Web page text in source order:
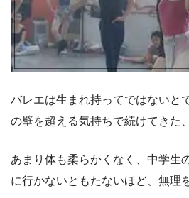
バレエは生まれ持ってではないと
の壁を超える気持ちで続けてきた
あまり体も柔らかくなく、中学生
に行かないともたないほど、無理